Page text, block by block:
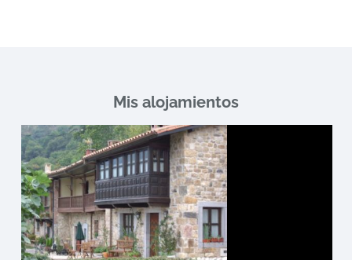
Mis alojamientos